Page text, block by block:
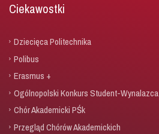
Ciekawostki
Dziecięca Politechnika
Polibus
Erasmus +
Ogólnopolski Konkurs Student-Wynalazca
Chór Akademicki PŚk
Przegląd Chórów Akademickich